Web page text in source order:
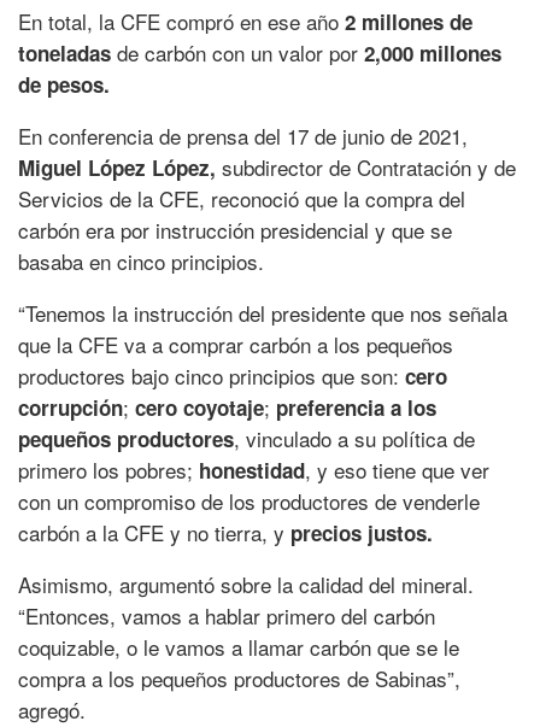
En total, la CFE compró en ese año 2 millones de
toneladas de carbón con un valor por 2,000 millones
de pesos.
En conferencia de prensa del 17 de junio de 2021,
Miguel López López, subdirector de Contratación y de
Servicios de la CFE, reconoció que la compra del
carbón era por instrucción presidencial y que se
basaba en cinco principios.
“Tenemos la instrucción del presidente que nos señala
que la CFE va a comprar carbón a los pequeños
productores bajo cinco principios que son: cero
corrupción; cero coyotaje; preferencia a los
pequeños productores, vinculado a su política de
primero los pobres; honestidad, y eso tiene que ver
con un compromiso de los productores de venderle
carbón a la CFE y no tierra, y precios justos.
Asimismo, argumentó sobre la calidad del mineral.
“Entonces, vamos a hablar primero del carbón
coquizable, o le vamos a llamar carbón que se le
compra a los pequeños productores de Sabinas”,
agregó.